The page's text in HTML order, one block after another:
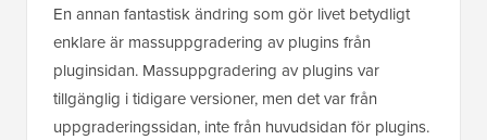
En annan fantastisk ändring som gör livet betydligt
enklare är massuppgradering av plugins från
pluginsidan. Massuppgradering av plugins var
tillgänglig i tidigare versioner, men det var från
uppgraderingssidan, inte från huvudsidan för plugins.